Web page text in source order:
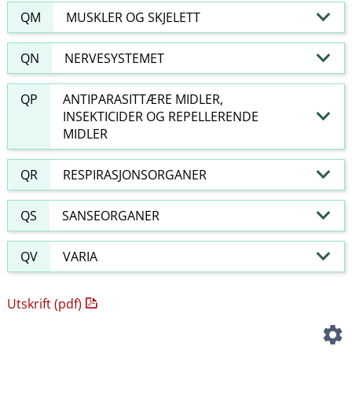
QM MUSKLER OG SKJELETT
QN NERVESYSTEMET
QP
ANTIPARASITTÆRE MIDLER,
INSEKTICIDER OG REPELLERENDE
MIDLER
QR RESPIRASJONSORGANER
QS SANSEORGANER
QV VARIA
Utskrift (pdf)